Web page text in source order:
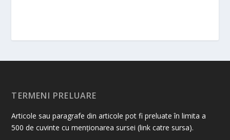
TERMENI PRELUARE
Articole sau paragrafe din articole pot fi preluate în limita a
500 de cuvinte cu menționarea sursei (link catre sursa).